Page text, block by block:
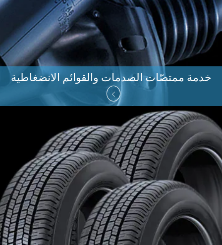
خدمة ممتصّات الصدمات والقوائم الانضغاطية